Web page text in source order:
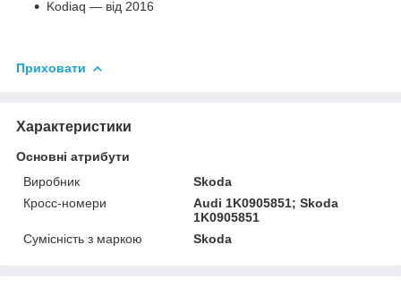
Kodiaq — від 2016
Приховати
Характеристики
Основні атрибути
Виробник
Skoda
Кросс-номери
Audi 1K0905851; Skoda
1K0905851
Сумісність з маркою
Skoda